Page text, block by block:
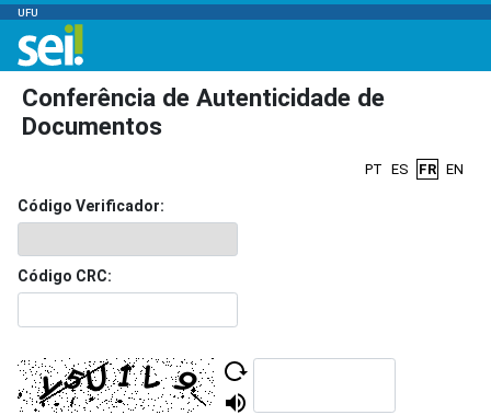
UFU
Conferência de Autenticidade de
Documentos
PT ES FR EN
Código Verificador:
Código CRC: